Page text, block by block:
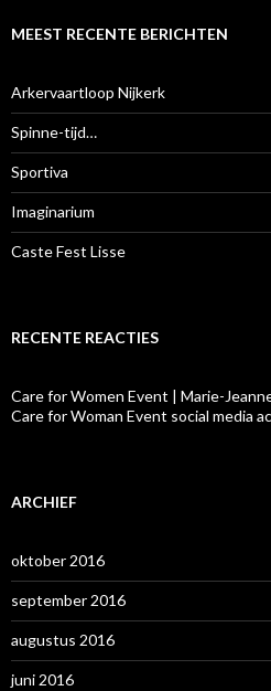
e
a
a
r
:
MEEST RECENTE BERICHTEN
Arkervaartloop Nijkerk
Spinne-tijd…
Sportiva
Imaginarium
Caste Fest Lisse
RECENTE REACTIES
Care for Women Event | Marie-
Care for Woman Event social media
ARCHIEF
oktober 2016
september 2016
augustus 2016
juni 2016